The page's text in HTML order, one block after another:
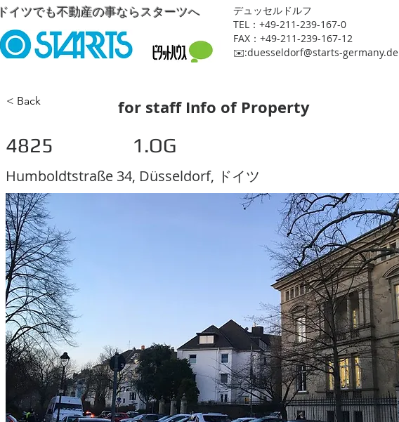
ドイツでも不動産の事ならスターツへ
​デュッセルドルフ
TEL：+49-211-239-167-0
FAX：+49-211-239-167-12
​✉️:duesseldorf@starts-germany.de
< Back
4825
for staff Info of Property
1.OG
Humboldtstraße 34, Düsseldorf, ドイツ